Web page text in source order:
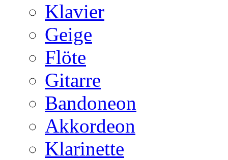
Klavier
Geige
Flöte
Gitarre
Bandoneon
Akkordeon
Klarinette